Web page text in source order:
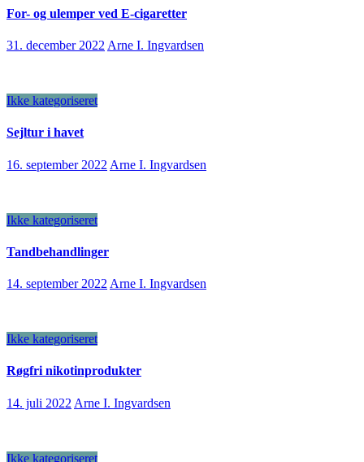
For- og ulemper ved E-cigaretter
31. december 2022 Arne I. Ingvardsen
Ikke kategoriseret
Sejltur i havet
16. september 2022 Arne I. Ingvardsen
Ikke kategoriseret
Tandbehandlinger
14. september 2022 Arne I. Ingvardsen
Ikke kategoriseret
Røgfri nikotinprodukter
14. juli 2022 Arne I. Ingvardsen
Ikke kategoriseret